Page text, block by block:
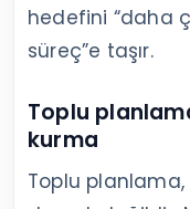
hedefini “daha
süreç”e taşır.
Toplu
kurma
Toplu